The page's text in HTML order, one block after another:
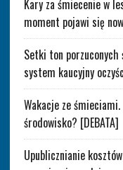
Kary za śmiecenie w
moment pojawi się
Setki ton
system kaucyjny
Wakacje ze
środowisko? [DEBATA]
Upublicznianie